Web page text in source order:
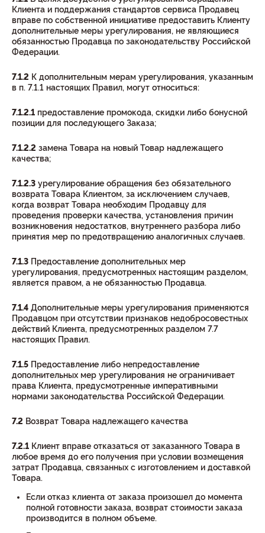
Клиента и поддержания стандартов сервиса Продавец
вправе по собственной инициативе предоставить Клиенту
дополнительные меры урегулирования, не являющиеся
обязанностью Продавца по законодательству Российской
Федерации.
7.1.2 К дополнительным мерам урегулирования, указанным
в п. 7.1.1 настоящих Правил, могут относиться:
7.1.2.1 предоставление промокода, скидки либо бонусной
позиции для последующего Заказа;
7.1.2.2 замена Товара на новый Товар надлежащего
качества;
7.1.2.3 урегулирование обращения без обязательного
возврата Товара Клиентом, за исключением случаев,
когда возврат Товара необходим Продавцу для
проведения проверки качества, установления причин
возникновения недостатков, внутреннего разбора либо
принятия мер по предотвращению аналогичных случаев.
7.1.3 Предоставление дополнительных мер
урегулирования, предусмотренных настоящим разделом,
является правом, а не обязанностью Продавца.
7.1.4 Дополнительные меры урегулирования применяются
Продавцом при отсутствии признаков недобросовестных
действий Клиента, предусмотренных разделом 7.7
настоящих Правил.
7.1.5 Предоставление либо непредоставление
дополнительных мер урегулирования не ограничивает
права Клиента, предусмотренные императивными
нормами законодательства Российской Федерации.
7.2 Возврат Товара надлежащего качества
7.2.1 Клиент вправе отказаться от заказанного Товара в
любое время до его получения при условии возмещения
затрат Продавца, связанных с изготовлением и доставкой
Товара.
Если отказ клиента от заказа произошел до момента
полной готовности заказа, возврат стоимости заказа
производится в полном объеме.